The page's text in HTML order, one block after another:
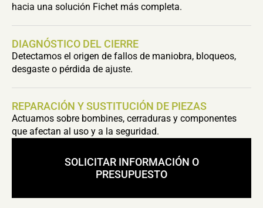
hacia una solución Fichet más completa.
DIAGNÓSTICO DEL CIERRE
Detectamos el origen de fallos de maniobra, bloqueos,
desgaste o pérdida de ajuste.
REPARACIÓN Y SUSTITUCIÓN DE PIEZAS
Actuamos sobre bombines, cerraduras y componentes
que afectan al uso y a la seguridad.
SOLICITAR INFORMACIÓN O
PRESUPUESTO